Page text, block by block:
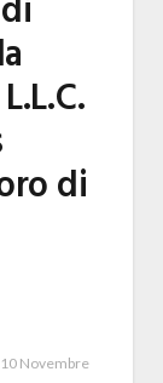
di
10 Novembre